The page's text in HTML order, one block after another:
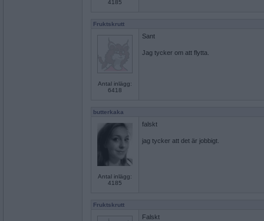
4185
Fruktskrutt
Antal inlägg:
6418
Sant
Jag tycker om att flytta.
butterkaka
Antal inlägg:
4185
falskt
jag tycker att det är jobbigt.
Fruktskrutt
Falskt